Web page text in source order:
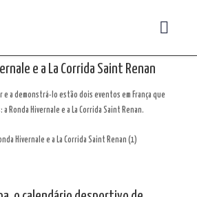
e a La Corrida Saint Renan
e a demonstrá-lo estão dois eventos em França que
Ronda Hivernale e a La Corrida Saint Renan.